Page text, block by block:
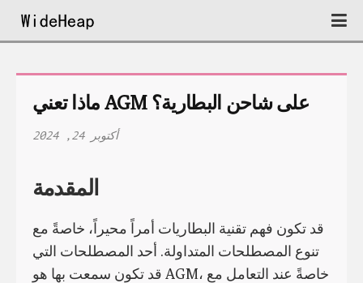
ماذا تعني AGM على شاحن البطارية؟
أكتوبر 24, 2024
المقدمة
قد تكون فهم تقنية البطاريات أمراً محيراً، خاصةً مع
تنوع المصطلحات المتداولة. أحد المصطلحات التي
قد تكون سمعت بها هو AGM، خاصةً عند التعامل مع